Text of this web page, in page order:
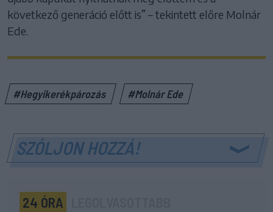
következő generáció előtt is” – tekintett előre Molnár
Ede.
#Hegyikerékpározás #Molnár Ede
SZÓLJON HOZZÁ!
24 ÓRA